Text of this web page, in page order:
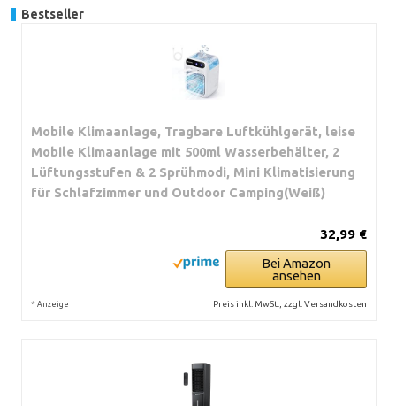
Bestseller
Mobile Klimaanlage, Tragbare Luftkühlgerät, leise
Mobile Klimaanlage mit 500ml Wasserbehälter, 2
Lüftungsstufen & 2 Sprühmodi, Mini Klimatisierung
für Schlafzimmer und Outdoor Camping(Weiß)
32,99 €
Bei Amazon
ansehen
* Anzeige Preis inkl. MwSt., zzgl. Versandkosten